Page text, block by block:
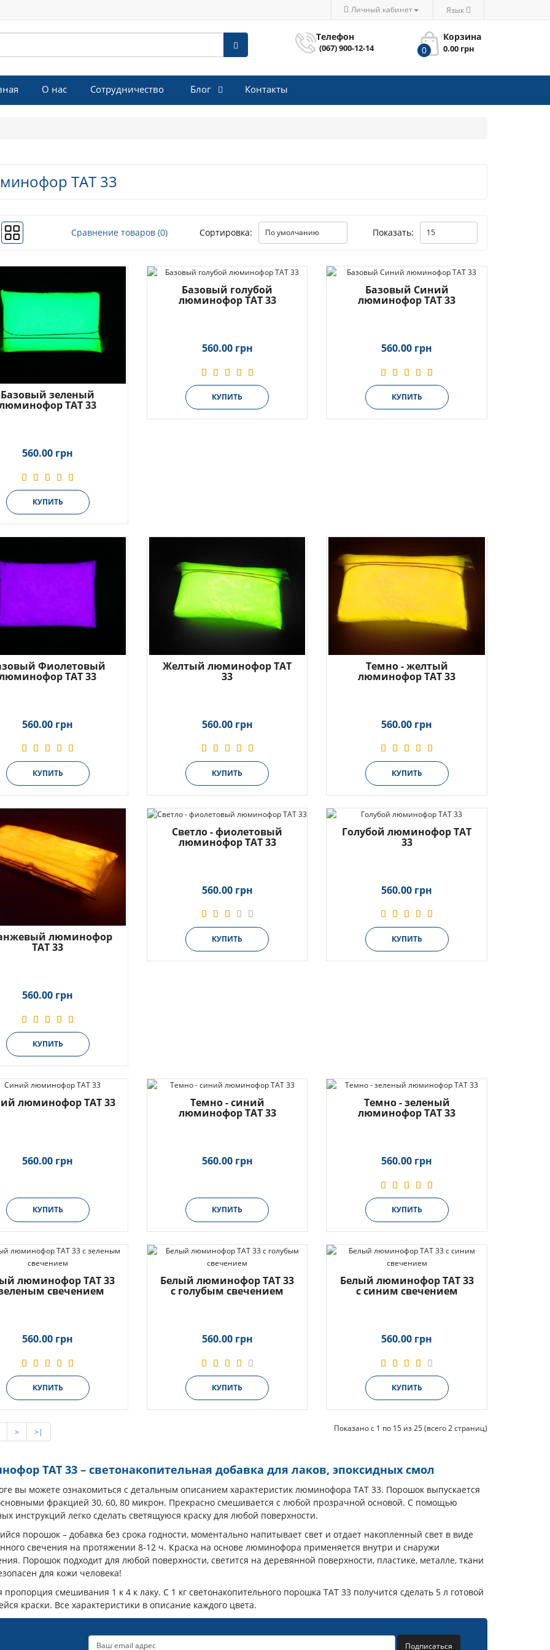
Личный кабинет Язык
(067) 900-12-14
Телефон
Корзина
0
0.00 грн
О нас Сотрудничество Блог Контакты
ТАТ 33
Сравнение товаров (0) Сортировка: Показать:
Базовый зеленый
ТАТ 33
560.00 грн
КУПИТЬ
Базовый голубой
люминофор ТАТ 33
560.00 грн
КУПИТЬ
Базовый Синий
люминофор ТАТ 33
560.00 грн
КУПИТЬ
Фиолетовый
ТАТ 33
560.00 грн
КУПИТЬ
Желтый люминофор ТАТ
33
560.00 грн
КУПИТЬ
Темно - желтый
люминофор ТАТ 33
560.00 грн
КУПИТЬ
люминофор
ТАТ 33
560.00 грн
КУПИТЬ
Светло - фиолетовый
люминофор ТАТ 33
560.00 грн
КУПИТЬ
Голубой люминофор ТАТ
33
560.00 грн
КУПИТЬ
люминофор ТАТ 33
560.00 грн
КУПИТЬ
Темно - синий
люминофор ТАТ 33
560.00 грн
КУПИТЬ
Темно - зеленый
люминофор ТАТ 33
560.00 грн
КУПИТЬ
люминофор ТАТ 33
свечением
560.00 грн
КУПИТЬ
Белый люминофор ТАТ 33
с голубым свечением
560.00 грн
КУПИТЬ
Белый люминофор ТАТ 33
с синим свечением
560.00 грн
КУПИТЬ
> >| Показано с 1 по 15 из 25 (всего 2 страниц)
ТАТ 33 – светонакопительная добавка для лаков, эпоксидных смол
вы можете ознакомиться с детальным описанием характеристик люминофора ТАТ 33. Порошок выпускается
фракцией 30, 60, 80 микрон. Прекрасно смешивается с любой прозрачной основой. С помощью
инструкций легко сделать светящуюся краску для любой поверхности.
порошок – добавка без срока годности, моментально напитывает свет и отдает накопленный свет в виде
свечения на протяжении 8-12 ч. Краска на основе люминофора применяется внутри и снаружи
Порошок подходит для любой поверхности, светится на деревянной поверхности, пластике, металле, ткани
для кожи человека!
пропорция смешивания 1 к 4 к лаку. С 1 кг светонакопительного порошка ТАТ 33 получится сделать 5 л готовой
краски. Все характеристики в описание каждого цвета.
Подписаться